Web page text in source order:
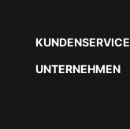
KUNDENSERVICE
UNTERNEHMEN